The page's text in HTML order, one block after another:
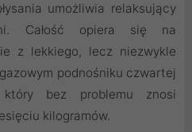
umożliwia relaksujący
Całość opiera się na
z lekkiego, lecz niezwykle
podnośniku czwartej
który bez problemu znosi
kilogramów.